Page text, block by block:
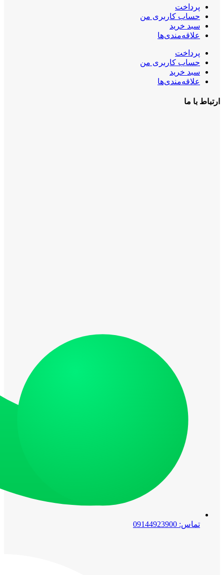
پرداخت
حساب کاربری من
سبد خرید
علاقه‌مندی‌ها
پرداخت
حساب کاربری من
سبد خرید
علاقه‌مندی‌ها
ارتباط با ما
تماس: 09144923900